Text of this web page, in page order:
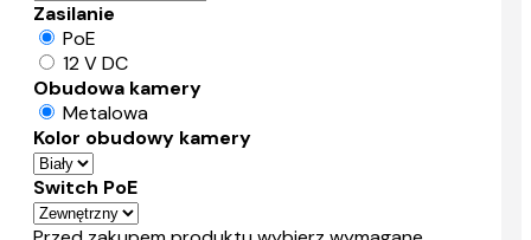
Zasilanie
PoE
12 V DC
Obudowa kamery
Metalowa
Kolor obudowy kamery
Switch PoE